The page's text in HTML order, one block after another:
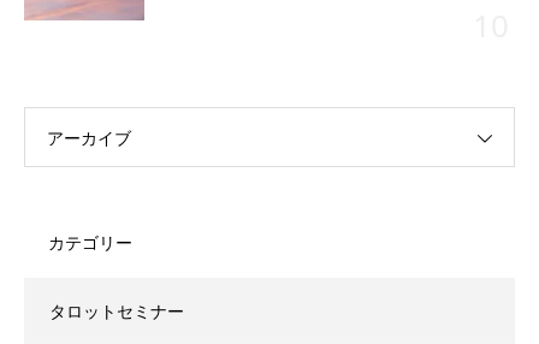
アーカイブ
カテゴリー
タロットセミナー